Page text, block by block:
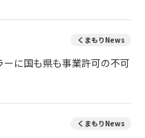
くまもりNews
に国も県も事業許可の不可
くまもりNews